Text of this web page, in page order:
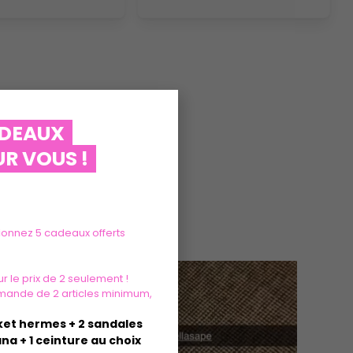
VOUS !
5 cadeaux offerts
le prix de 2 seulement !
de 2 articles minimum,
hermes + 2 sandales
+ 1 ceinture au choix